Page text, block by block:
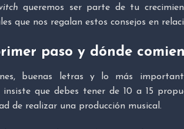
queremos ser parte de tu
que nos regalan estos consejos en
paso y dónde
buenas letras y lo más
que debes tener de 10 a 15
de realizar una producción musical.